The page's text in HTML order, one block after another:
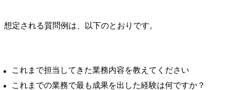
想定される質問例は、以下のとおりです。
これまで担当してきた業務内容を教えてください
これまでの業務で最も成果を出した経験は何ですか？